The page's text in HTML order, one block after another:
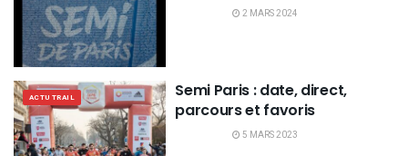
2 MARS 2024
ACTU TRAIL
Semi Paris : date, direct,
parcours et favoris
5 MARS 2023